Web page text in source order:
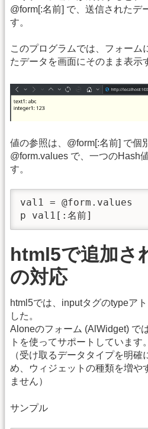
@form[:名前] で、送信されたデ
す。
このプログラムでは、フォーム
たデータを画面にそのまま表示
値の参照は、@form[:名前] で個
@form.values で、一つのHash
す。
val1 = @form.values
p val1[:名前]
html5で追加さ
の対応
html5では、inputタグのtypeア
した。
Aloneのフォーム (AlWidget) で
トを使ってサポートしています。
（受け取るデータタイプを明確
め、ウィジェットの種類を増や
ません）
サンプル